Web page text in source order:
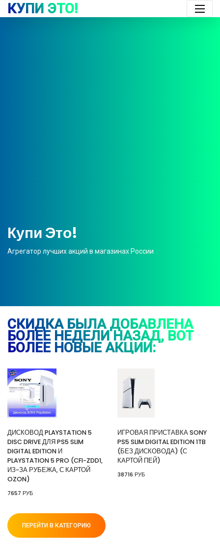
КУПИ ЭТО!
Купи Это!
Агрегатор лучших акций в магазинах России
СКИДКА БЫЛА ДОБАВЛЕНА
БОЛЕЕ НЕДЕЛИ НАЗАД, ВОТ
БОЛЕЕ НОВЫЕ АКЦИИ:
ДИСКОВОД PLAYSTATION 5
DISC DRIVE ДЛЯ PS5 SLIM
DIGITAL EDITION И
PLAYSTATION 5 PRO (CFI-ZDD1,
ИЗ-ЗА РУБЕЖА, С КАРТОЙ
OZON)
7657 РУБ
ИГРОВАЯ ПРИСТАВКА SONY
PS5 SLIM DIGITAL EDITION 1TB
(БЕЗ ДИСКОВОДА) (С
КАРТОЙ ПЕЙ)
38716 РУБ
ПЕРЕЙТИ В КАТЕГОРИЮ